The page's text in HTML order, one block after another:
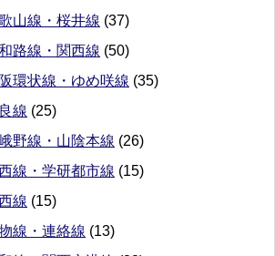
山線・桜井線 (37)
路線・関西線 (50)
環状線・ゆめ咲線 (35)
線 (25)
野線・山陰本線 (26)
線・学研都市線 (15)
線 (15)
線・連絡線 (13)